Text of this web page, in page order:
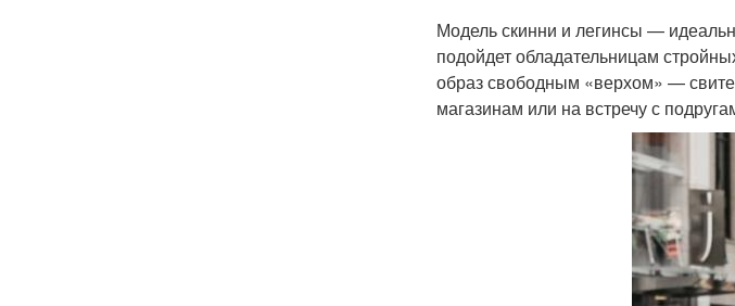
Модель скинни и легинсы —
подойдет обладательницам
образ свободным «верхом» —
магазинам или на встречу с